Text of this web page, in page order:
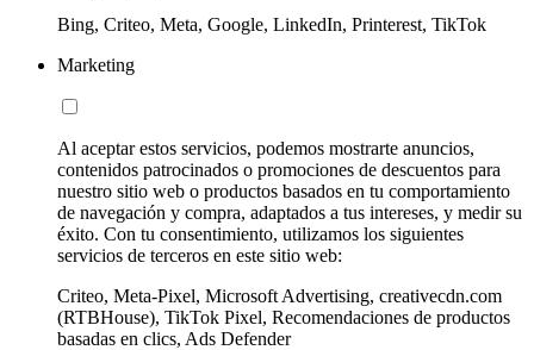
Bing, Criteo, Meta, Google, LinkedIn, Printerest, TikTok
Marketing
Al aceptar estos servicios, podemos mostrarte anuncios,
contenidos patrocinados o promociones de descuentos para
nuestro sitio web o productos basados en tu comportamiento
de navegación y compra, adaptados a tus intereses, y medir su
éxito. Con tu consentimiento, utilizamos los siguientes
servicios de terceros en este sitio web:
Criteo, Meta-Pixel, Microsoft Advertising, creativecdn.com
(RTBHouse), TikTok Pixel, Recomendaciones de productos
basadas en clics, Ads Defender